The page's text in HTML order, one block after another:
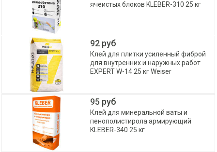
ячеистых блоков KLEBER-310 25 кг
92 руб
Клей для плитки усиленный фиброй
для внутренних и наружных работ
EXPERT W-14 25 кг Weiser
95 руб
Клей для минеральной ваты и
пенополистирола армирующий
KLEBER-340 25 кг